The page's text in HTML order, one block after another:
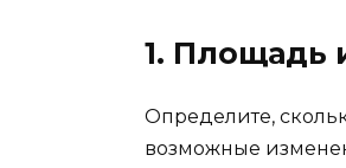
1. Площадь
Определите,
возможные